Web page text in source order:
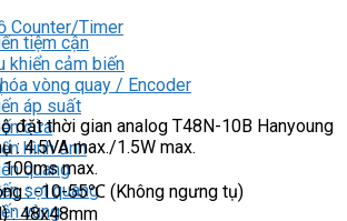
tiệm cận
khiển cảm biến
vòng quay / Encoder
áp suất
cửa
hình ảnh
quang
sợi quang
vùng
Counter/Timer
đặt thời gian analog T48N-10B Hanyoung
: 4.5VA max./1.5W max.
max.
: -10-55℃ (Không ngưng tụ)
: 48x48mm